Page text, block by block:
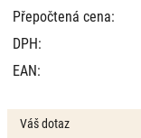
Přepočtená cena:
DPH:
EAN:
Váš dotaz